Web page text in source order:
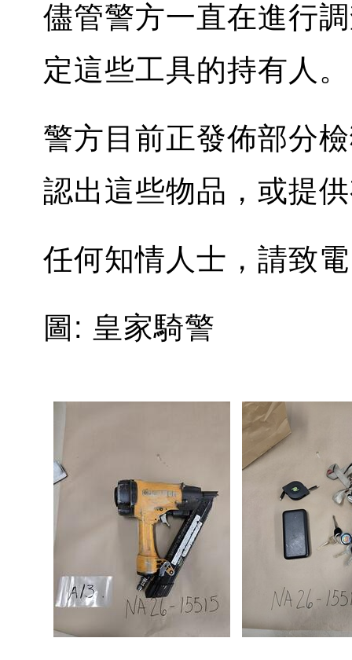
儘管警方一直在進行
定這些工具的持有人。
警方目前正發佈部分
認出這些物品，或提
任何知情人士，請致
圖: 皇家騎警